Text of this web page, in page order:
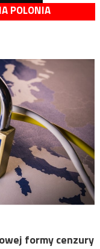
POLONIA
formy cenzury